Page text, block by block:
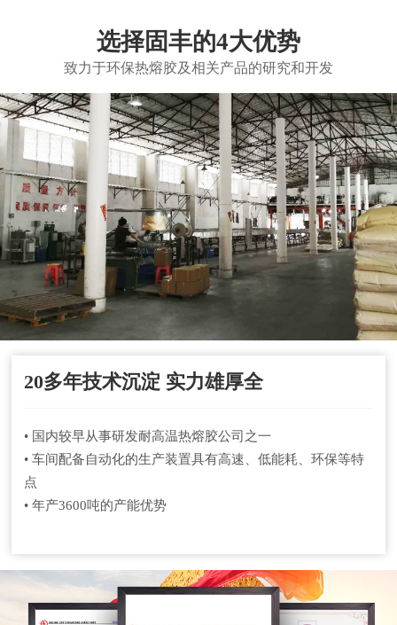
选择固丰的4大优势
致力于环保热熔胶及相关产品的研究和开发
20多年技术沉淀 实力雄厚全
• 国内较早从事研发耐高温热熔胶公司之一
• 车间配备自动化的生产装置具有高速、低能耗、环保等特
点
• 年产3600吨的产能优势